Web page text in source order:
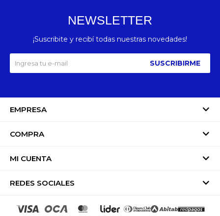
EMPRESA
COMPRA
MI CUENTA
REDES SOCIALES
NEWSLETTER
¡Suscribite y recibí todas nuestras novedades!
SUSCRIBIRME